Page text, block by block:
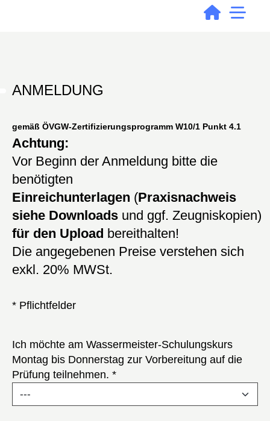
ANMELDUNG
gemäß ÖVGW-Zertifizierungsprogramm W10/1 Punkt 4.1
Achtung:
Vor Beginn der Anmeldung bitte die
benötigten
Einreichunterlagen (Praxisnachweis
siehe Downloads und ggf. Zeugniskopien)
für den Upload bereithalten!
Die angegebenen Preise verstehen sich
exkl. 20% MWSt.
* Pflichtfelder
Ich möchte am Wassermeister-Schulungskurs
Montag bis Donnerstag zur Vorbereitung auf die
Prüfung teilnehmen. *